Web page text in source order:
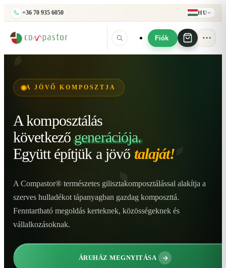
+36 70 935 6050 HU
Fiók
A JÖVŐ KOMPOSZTJA
A komposztálás
következő generációja.
Együtt építjük a jövő talaját!
A Compastor® természetes gilisztakomposztálással alakítja a
szerves hulladékot tápanyagban gazdag komposzttá.
Fenntartható megoldás kerteknek, közösségeknek és
vállalkozásoknak.
ÁRUHÁZ MEGNYITÁSA